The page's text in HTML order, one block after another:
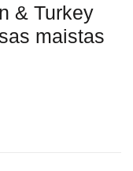
& Turkey
maistas